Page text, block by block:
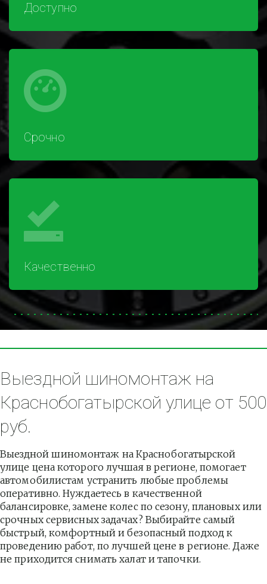
Доступно
Срочно
Качественно
Выездной шиномонтаж на
Краснобогатырской улице от 500
руб.
Выездной шиномонтаж на Краснобогатырской
улице цена которого лучшая в регионе, помогает
автомобилистам устранить любые проблемы
оперативно. Нуждаетесь в качественной
балансировке, замене колес по сезону, плановых или
срочных сервисных задачах? Выбирайте самый
быстрый, комфортный и безопасный подход к
проведению работ, по лучшей цене в регионе. Даже
не приходится снимать халат и тапочки.